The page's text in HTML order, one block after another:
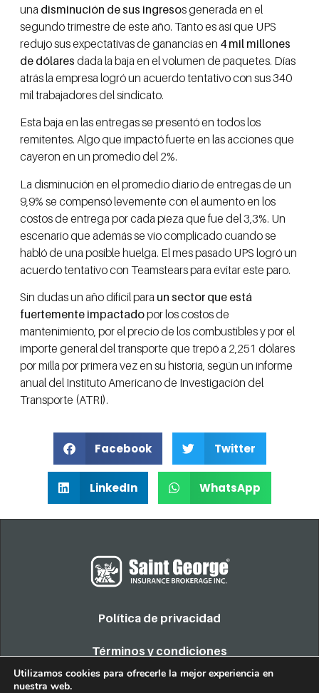
una disminución de sus ingresos generada en el
segundo trimestre de este año. Tanto es así que UPS
redujo sus expectativas de ganancias en 4 mil millones
de dólares dada la baja en el volumen de paquetes. Días
atrás la empresa logró un acuerdo tentativo con sus 340
mil trabajadores del sindicato.
Esta baja en las entregas se presentó en todos los
remitentes. Algo que impactó fuerte en las acciones que
cayeron en un promedio del 2%.
La disminución en el promedio diario de entregas de un
9,9% se compensó levemente con el aumento en los
costos de entrega por cada pieza que fue del 3,3%. Un
escenario que además se vio complicado cuando se
habló de una posible huelga. El mes pasado UPS logró un
acuerdo tentativo con Teamstears para evitar este paro.
Sin dudas un año difícil para un sector que está
fuertemente impactadopor los costos de
mantenimiento, por el precio de los combustibles y por el
importe general del transporte que trepó a 2,251 dólares
por milla por primera vez en su historia, según un informe
anual del Instituto Americano de Investigación del
Transporte (ATRI).
Facebook Twitter
LinkedIn WhatsApp
Política de privacidad
Términos y condiciones
COPYRIGHT 2022. TODOS LOS DERECHOS RESERVADOS
Utilizamos cookies para ofrecerle la mejor experiencia en
nuestra web.